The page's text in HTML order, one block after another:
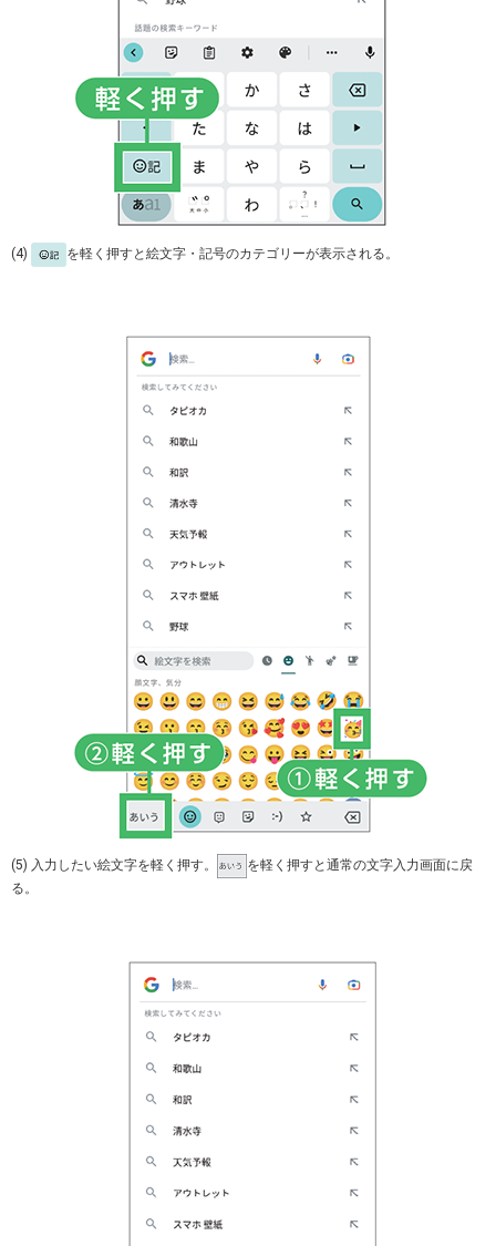
(4) を軽く押すと絵文字・記号のカテゴリーが表示される。
(5) 入力したい絵文字を軽く押す。
を軽く押すと通常の文字入力画面に戻
る。